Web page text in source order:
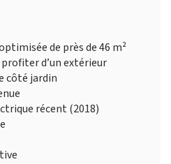
de près de 46 m²
d’un extérieur
côté jardin
récent (2018)